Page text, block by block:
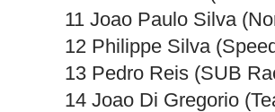
11 Joao Paulo Silva
12 Philippe Silva
13 Pedro Reis (SUB
14 Joao Di Gregorio